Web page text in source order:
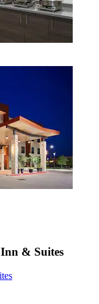
Inn & Suites